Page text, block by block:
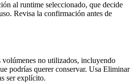
al runtime seleccionado, que decide
Revisa la confirmación antes de
no utilizados, incluyendo
podrías querer conservar. Usa Eliminar
ser explícito.